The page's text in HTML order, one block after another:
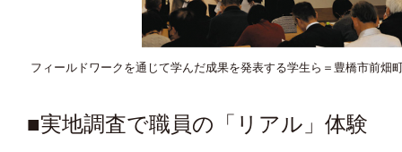
フィールドワークを通じて学んだ成果を発表する学生ら＝豊橋市前畑
■実地調査で職員の「リアル」体験